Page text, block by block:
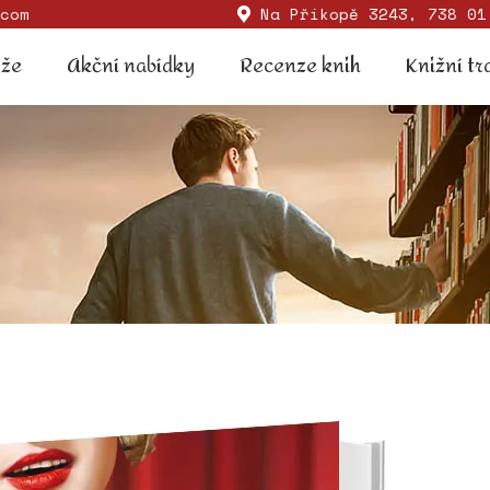
Na Příkopě 3243, 738
Akční nabídky Recenze knih Knižní
Akční nabídky Recenze knih